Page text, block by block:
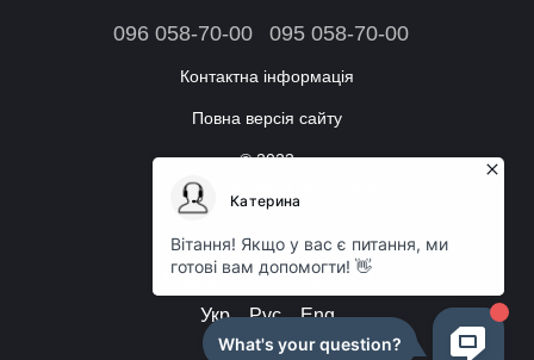
096 058-70-00 095 058-70-00
Контактна інформація
Повна версія сайту
© 2023
Інтернет-магазин аксесуарів
Режим роботи:
Щоденно: з 09:00 до 18:00
Укр Рус Eng